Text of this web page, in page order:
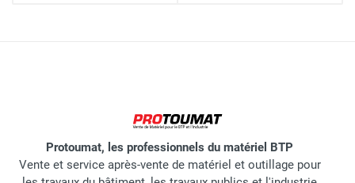
Protoumat, les professionnels du matériel BTP
Vente et service après-vente de matériel et outillage pour